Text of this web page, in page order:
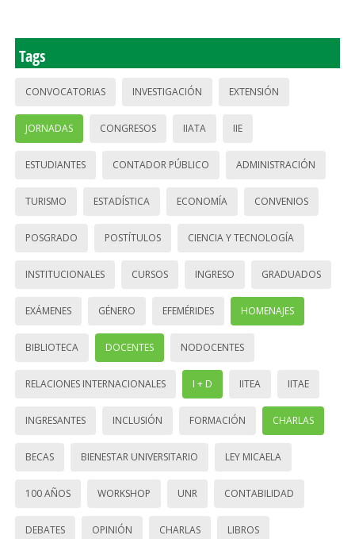
Tags
CONVOCATORIAS INVESTIGACIÓN EXTENSIÓN
JORNADAS CONGRESOS IIATA IIE
ESTUDIANTES CONTADOR PÚBLICO ADMINISTRACIÓN
TURISMO ESTADÍSTICA ECONOMÍA CONVENIOS
POSGRADO POSTÍTULOS CIENCIA Y TECNOLOGÍA
INSTITUCIONALES CURSOS INGRESO GRADUADOS
EXÁMENES GÉNERO EFEMÉRIDES HOMENAJES
BIBLIOTECA DOCENTES NODOCENTES
RELACIONES INTERNACIONALES I + D IITEA IITAE
INGRESANTES INCLUSIÓN FORMACIÓN CHARLAS
BECAS BIENESTAR UNIVERSITARIO LEY MICAELA
100 AÑOS WORKSHOP UNR CONTABILIDAD
DEBATES OPINIÓN CHARLAS LIBROS